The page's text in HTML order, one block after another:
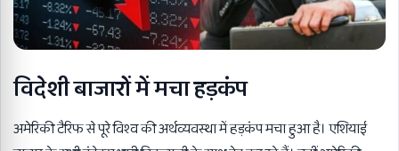
विदेशी बाजारों में मचा हड़कंप
अमेरिकी टैरिफ से पूरे विश्व की अर्थव्यवस्था में हड़कंप मचा हुआ है। एशियाई